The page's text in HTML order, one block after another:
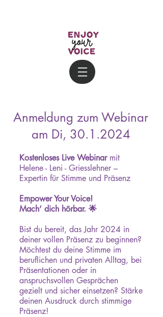
Anmeldung zum Webinar
am Di, 30.1.2024
Kostenloses Live Webinarmit
Helene - Leni - Griesslehner –
Expertin für Stimme und Präsenz
Empower Your Voice!
Mach‘ dich hörbar. 🌟
Bist du bereit, das Jahr 2024 in
deiner vollen Präsenz zu beginnen?
Möchtest du deine Stimme im
beruflichen und privaten Alltag, bei
Präsentationen oder in
anspruchsvollen Gesprächen
gezielt und sicher einsetzen? Stärke
deinen Ausdruck durch stimmige
Präsenz!